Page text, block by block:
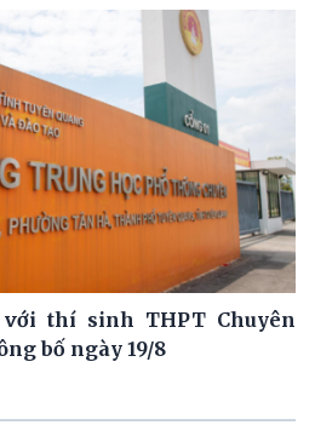
thí sinh THPT Chuyên
bố ngày 19/8